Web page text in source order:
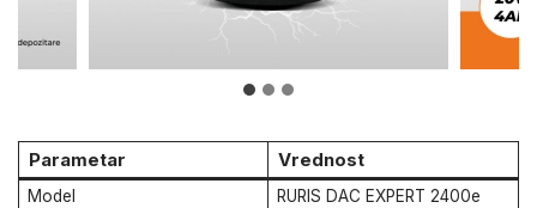
Parametar Vrednost
Model
RURIS DAC EXPERT 2400e